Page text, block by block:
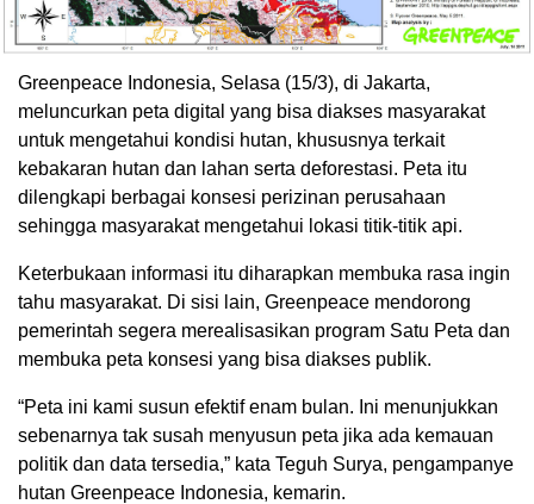
Greenpeace Indonesia, Selasa (15/3), di Jakarta,
meluncurkan peta digital yang bisa diakses masyarakat
untuk mengetahui kondisi hutan, khususnya terkait
kebakaran hutan dan lahan serta deforestasi. Peta itu
dilengkapi berbagai konsesi perizinan perusahaan
sehingga masyarakat mengetahui lokasi titik-titik api.
Keterbukaan informasi itu diharapkan membuka rasa ingin
tahu masyarakat. Di sisi lain, Greenpeace mendorong
pemerintah segera merealisasikan program Satu Peta dan
membuka peta konsesi yang bisa diakses publik.
“Peta ini kami susun efektif enam bulan. Ini menunjukkan
sebenarnya tak susah menyusun peta jika ada kemauan
politik dan data tersedia,” kata Teguh Surya, pengampanye
hutan Greenpeace Indonesia, kemarin.